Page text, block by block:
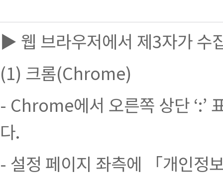
▶ 웹 브라우저에서 제3자가 수
(1) 크롬(Chrome)
- Chrome에서 오른쪽 상단 ‘:’
다.
- 설정 페이지 좌측에 「개인정